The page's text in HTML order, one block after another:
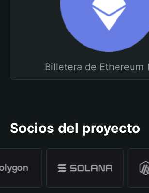
Billetera de Ethereum
Socios del proyecto